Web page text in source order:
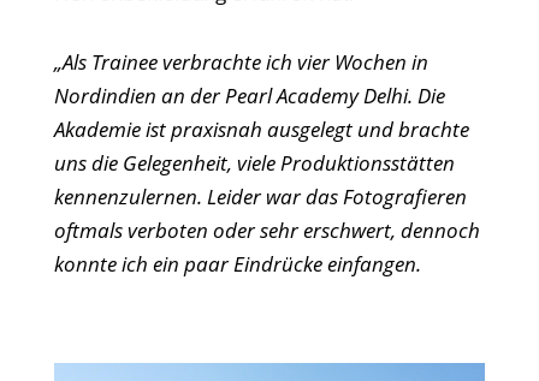
„Als Trainee verbrachte ich vier Wochen in
Nordindien an der Pearl Academy Delhi. Die
Akademie ist praxisnah ausgelegt und brachte
uns die Gelegenheit, viele Produktionsstätten
kennenzulernen. Leider war das Fotografieren
oftmals verboten oder sehr erschwert, dennoch
konnte ich ein paar Eindrücke einfangen.